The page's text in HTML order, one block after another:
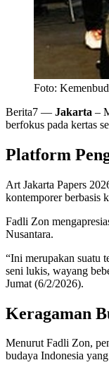
Foto: Kemenbud
Berita7 — Jakarta –
berfokus pada kertas
Platform
Art Jakarta Papers
kontemporer berbasis
Fadli Zon
Nusantara.
“Ini merupakan suatu
seni lukis, wayang
Jumat (6/2/2026).
Keragaman
Menurut Fadli Zon,
budaya Indonesia